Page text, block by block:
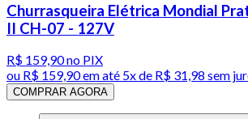
Churrasqueira Elétrica Mondial
II CH-07 - 127V
R$ 159,90no PIX
ou R$ 159,90em até 5x de R$ 31,98 sem
COMPRAR AGORA